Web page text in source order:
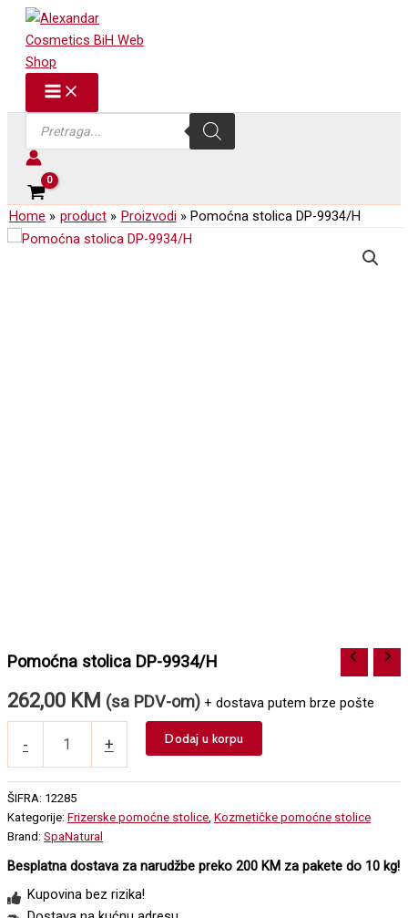
Skip
content
search
Home product Proizvodi Pomoćna stolica DP-9934/H
Pomoćna stolica DP-9934/H
262,00 KM (sa PDV-om) + dostava putem brze pošte
-
stolica
DP-
9934/H
količina
+ Dodaj u korpu
ŠIFRA: 12285
Kategorije: Frizerske pomoćne stolice Kozmetičke pomoćne stolice
Brand: SpaNatural
Besplatna dostava za narudžbe preko 200 KM za pakete do 10 kg!
Kupovina bez rizika!
količina